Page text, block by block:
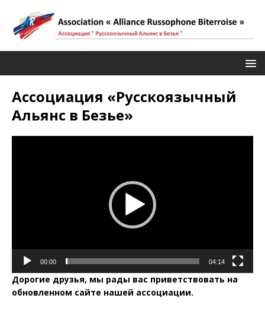
Ассоциация «Русскоязычный
Альянс в Безье»
00:00 04:14
Дорогие друзья, мы рады вас приветствовать на
обновленном сайте нашей ассоциации.